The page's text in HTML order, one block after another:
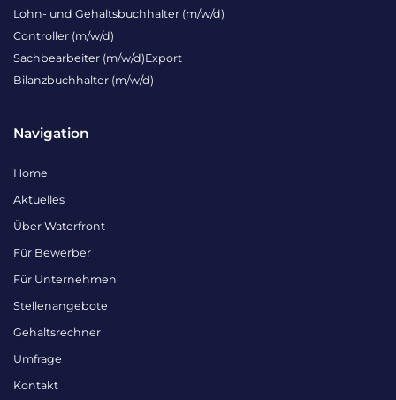
Lohn- und Gehaltsbuchhalter (m/w/d)
Controller (m/w/d)
Sachbearbeiter (m/w/d)Export
Bilanzbuchhalter (m/w/d)
Navigation
Home
Aktuelles
Über Waterfront
Für Bewerber
Für Unternehmen
Stellenangebote
Gehaltsrechner
Umfrage
Kontakt